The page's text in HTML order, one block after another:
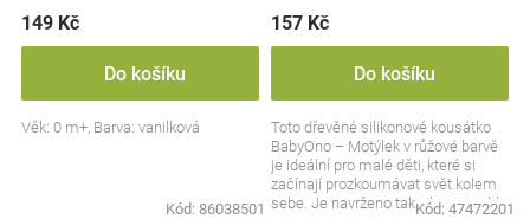
149 Kč
Do košíku
Věk: 0 m+, Barva: vanilková
Kód: 86038501
157 Kč
Do košíku
Toto dřevěné silikonové kousátko
BabyOno – Motýlek v růžové barvě
je ideální pro malé děti, které si
začínají prozkoumávat svět kolem
sebe. Je navrženo tak, aby pomohlo
Kód: 47472201